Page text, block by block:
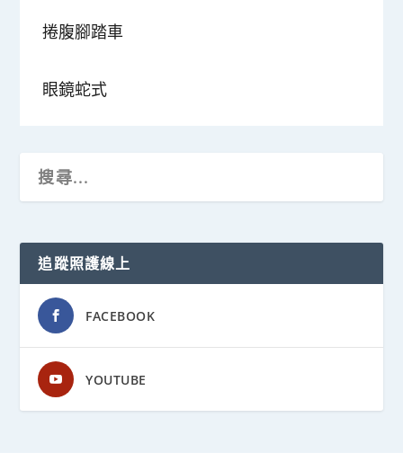
捲腹腳踏車
眼鏡蛇式
追蹤照護線上
FACEBOOK
YOUTUBE